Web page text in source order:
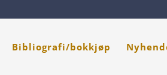
Bibliografi/bokkjøp